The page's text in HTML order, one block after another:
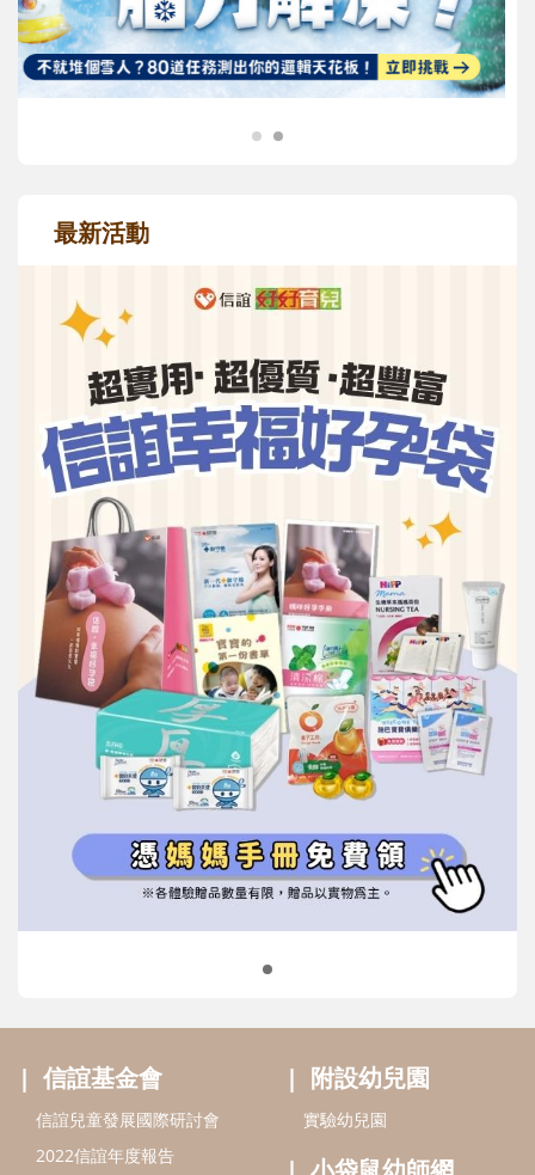
信誼基金會
2022信誼年度報告
2023信誼年度報告
2024信誼年度報告
好孕袋
分齡育兒電子報
線上教養諮詢
附設幼兒園
小袋鼠幼師網